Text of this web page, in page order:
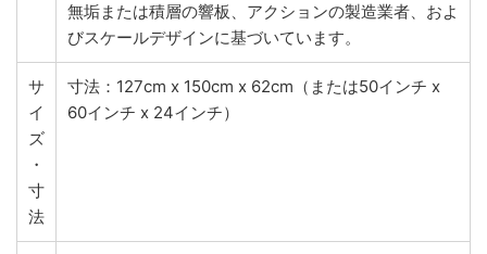
無垢または積層の響板、アクションの製造業者、およ
びスケールデザインに基づいています。
サ
イ
ズ
・
寸
法
寸法：127cm x 150cm x 62cm（または50インチ x
60インチ x 24インチ）